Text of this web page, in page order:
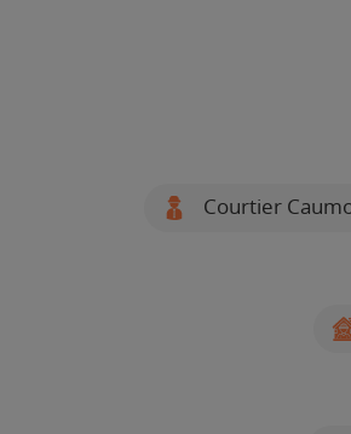
Courtier